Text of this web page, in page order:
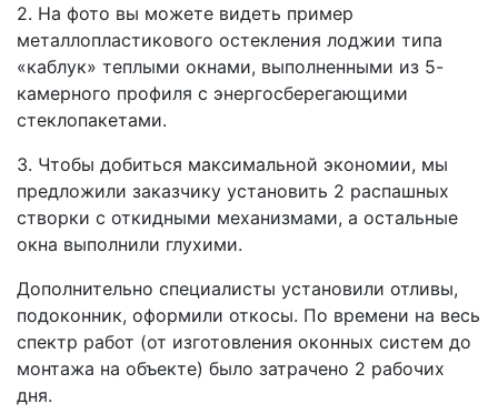
2. На фото вы можете видеть пример
металлопластикового остекления лоджии типа
«каблук» теплыми окнами, выполненными из 5-
камерного профиля с энергосберегающими
стеклопакетами.
3. Чтобы добиться максимальной экономии, мы
предложили заказчику установить 2 распашных
створки с откидными механизмами, а остальные
окна выполнили глухими.
Дополнительно специалисты установили отливы,
подоконник, оформили откосы. По времени на весь
спектр работ (от изготовления оконных систем до
монтажа на объекте) было затрачено 2 рабочих
дня.